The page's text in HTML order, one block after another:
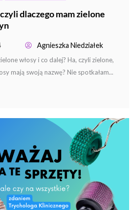
dlaczego mam zielone
Agnieszka Niedziałek
włosy i co dalej? Ha, czyli zielone,
mają swoją nazwę? Nie spotkałam...